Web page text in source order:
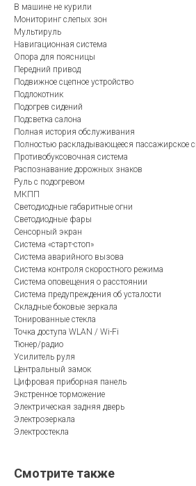
В машине не курили
Мониторинг слепых зон
Мультируль
Навигационная система
Опора для поясницы
Передний привод
Подвижное сцепное устройство
Подлокотник
Подогрев сидений
Подсветка салона
Полная история обслуживания
Полностью раскладывающееся пассажирское
Противобуксовочная система
Распознавание дорожных знаков
Руль с подогревом
МКПП
Светодиодные габаритные огни
Светодиодные фары
Сенсорный экран
Система «старт-стоп»
Система аварийного вызова
Система контроля скоростного режима
Система оповещения о расстоянии
Система предупреждения об усталости
Складные боковые зеркала
Тонированные стекла
Точка доступа WLAN / Wi-Fi
Тюнер/радио
Усилитель руля
Центральный замок
Цифровая приборная панель
Экстренное торможение
Электрическая задняя дверь
Электрозеркала
Электростекла
Смотрите также